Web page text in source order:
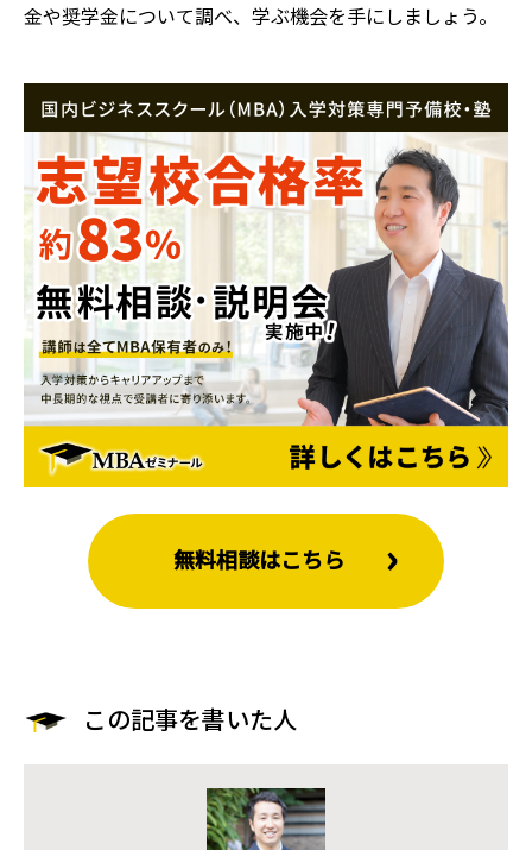
金や奨学金について調べ、学ぶ機会を手にしましょう。
無料相談はこちら
この記事を書いた人